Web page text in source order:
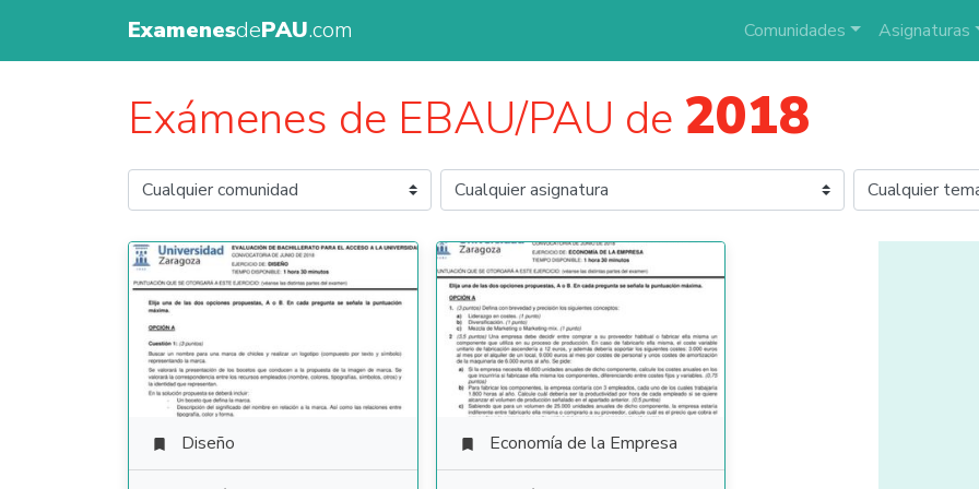
ExamenesdePAU.com Comunidades Asignaturas
Exámenes de EBAU/PAU de 2018
 Diseño  Economía de la Empresa